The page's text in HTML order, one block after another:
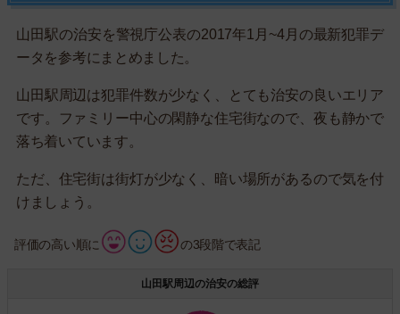
山田駅の治安を警視庁公表の2017年1月~4月の最新犯罪デ
ータを参考にまとめました。
山田駅周辺は犯罪件数が少なく、とても治安の良いエリア
です。ファミリー中心の閑静な住宅街なので、夜も静かで
落ち着いています。
ただ、住宅街は街灯が少なく、暗い場所があるので気を付
けましょう。
評価の高い順に の3段階で表記
山田駅周辺の治安の総評